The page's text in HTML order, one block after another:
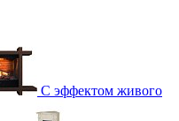
С эффектом живого